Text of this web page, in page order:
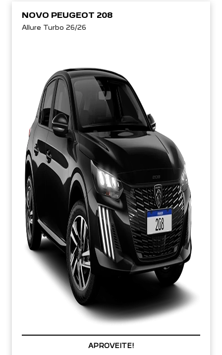
NOVO PEUGEOT 208
Allure Turbo 26/26
PREÇOS REDUZIDOS